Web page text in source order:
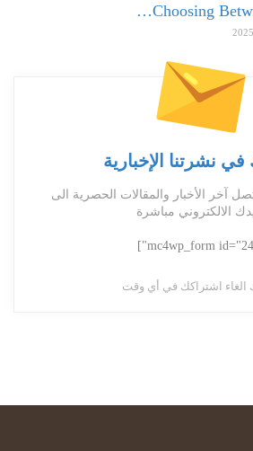
Choosing
نشرتنا الإخبارية
آخر الأخبار والمقالات الحصرية الى
الالكتروني مباشرة
الغاء اشتراكك في أي وقت